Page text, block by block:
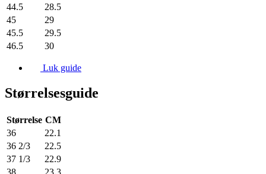
44.5
28.5
45
29
45.5
29.5
46.5
30
Luk guide
Størrelsesguide
Størrelse CM
36
22.1
36 2/3
22.5
37 1/3
22.9